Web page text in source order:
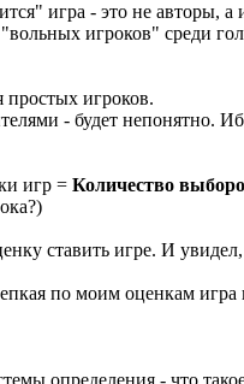
игра - это не
игроков" среди
простых игроков.
- будет непонятно.
игр = Количество
ставить игре. И
по моим оценкам